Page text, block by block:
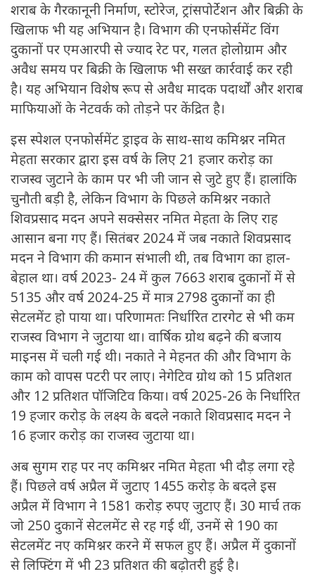
शराब के गैरकानूनी निर्माण, स्टोरेज, ट्रांसपोर्टेशन और बिक्री के
खिलाफ भी यह अभियान है। विभाग की एनफोर्समेंट विंग
दुकानों पर एमआरपी से ज्याद रेट पर, गलत होलोग्राम और
अवैध समय पर बिक्री के खिलाफ भी सख्त कार्रवाई कर रही
है। यह अभियान विशेष रूप से अवैध मादक पदार्थों और शराब
माफियाओं के नेटवर्क को तोड़ने पर केंद्रित है।
इस स्पेशल एनफोर्समेंट ड्राइव के साथ-साथ कमिश्नर नमित
मेहता सरकार द्वारा इस वर्ष के लिए 21 हजार करोड़ का
राजस्व जुटाने के काम पर भी जी जान से जुटे हुए हैं। हालांकि
चुनौती बड़ी है, लेकिन विभाग के पिछले कमिश्नर नकाते
शिवप्रसाद मदन अपने सक्सेसर नमित मेहता के लिए राह
आसान बना गए हैं। सितंबर 2024 में जब नकाते शिवप्रसाद
मदन ने विभाग की कमान संभाली थी, तब विभाग का हाल-
बेहाल था। वर्ष 2023- 24 में कुल 7663 शराब दुकानों में से
5135 और वर्ष 2024-25 में मात्र 2798 दुकानों का ही
सेटलमेंट हो पाया था। परिणामतः निर्धारित टारगेट से भी कम
राजस्व विभाग ने जुटाया था। वार्षिक ग्रोथ बढ़ने की बजाय
माइनस में चली गई थी। नकाते ने मेहनत की और विभाग के
काम को वापस पटरी पर लाए। नेगेटिव ग्रोथ को 15 प्रतिशत
और 12 प्रतिशत पॉजिटिव किया। वर्ष 2025-26 के निर्धारित
19 हजार करोड़ के लक्ष्य के बदले नकाते शिवप्रसाद मदन ने
16 हजार करोड़ का राजस्व जुटाया था।
अब सुगम राह पर नए कमिश्नर नमित मेहता भी दौड़ लगा रहे
हैं। पिछले वर्ष अप्रैल में जुटाए 1455 करोड़ के बदले इस
अप्रैल में विभाग ने 1581 करोड़ रुपए जुटाए हैं। 30 मार्च तक
जो 250 दुकानें सेटलमेंट से रह गई थीं, उनमें से 190 का
सेटलमेंट नए कमिश्नर करने में सफल हुए हैं। अप्रैल में दुकानों
से लिफ्टिंग में भी 23 प्रतिशत की बढ़ोतरी हुई है।